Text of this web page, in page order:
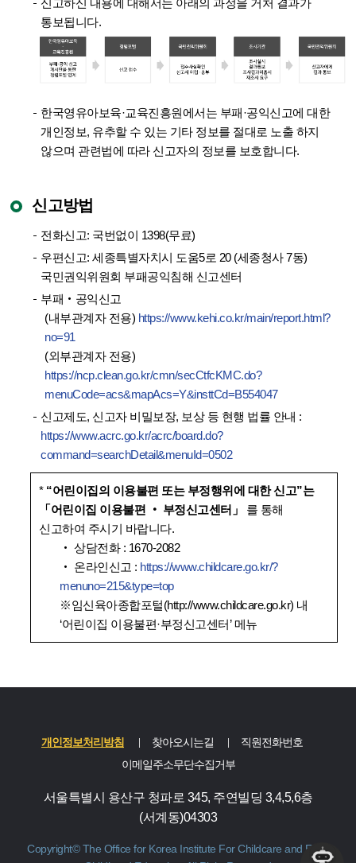
통보됩니다.
한국영유아보육·교육진흥원에서는 부패·공익신고에 대한
개인정보, 유추할 수 있는 기타 정보를 절대로 노출 하지
않으며 관련법에 따라 신고자의 정보를 보호합니다.
신고방법
전화신고: 국번없이 1398(무료)
우편신고: 세종특별자치시 도움5로 20 (세종청사 7동)
국민권익위원회 부패공익침해 신고센터
부패‧공익신고
(내부관계자 전용) https://www.kehi.co.kr/main/report.html?
no=91
(외부관계자 전용)
https://ncp.clean.go.kr/cmn/secCtfcKMC.do?
menuCode=acs&mapAcs=Y&insttCd=B554047
신고제도, 신고자 비밀보장, 보상 등 현행 법률 안내 :
https://www.acrc.go.kr/acrc/board.do?
command=searchDetail&menuId=0502
* “어린이집의 이용불편 또는 부정행위에 대한 신고”는
「어린이집 이용불편 ‧ 부정신고센터」
를 통해
신고하여 주시기 바랍니다.
‧ 상담전화 : 1670-2082
‧ 온라인신고 : https://www.childcare.go.kr/?
menuno=215&type=top
※임신육아종합포털(http://www.childcare.go.kr) 내
‘어린이집 이용불편·부정신고센터’ 메뉴
개인정보처리방침 찾아오시는길
직원전화번호
이메일주소무단수집거부
서울특별시 용산구 청파로 345, 주연빌딩 3,4,5,6층
(서계동)04303
Copyright© The Office for Korea Institute For Childcare and Early